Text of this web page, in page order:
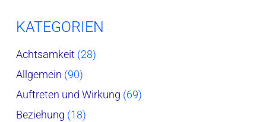
KATEGORIEN
Achtsamkeit (28)
Allgemein (90)
Auftreten und Wirkung (69)
Beziehung (18)